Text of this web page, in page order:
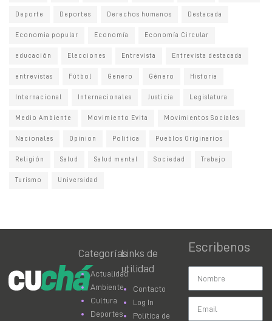
Deporte Deportes Derechos humanos Destacada
Economia popular Economía Economía Circular
educación Elecciones Entrevista Entrevista destacada
entrevistas Fútbol Genero Género Historia
Internacional Internacionales Justicia Legislatura
Medio Ambiente Movimiento Evita Movimientos Sociales
Nacionales Opinion Politica Pueblos Originarios
Religión Salud Salud mental Sociedad Trabajo
Turismo Universidad
Categorías
Actualidad
Ambiente
Cultura
Deportes
Links de
utilidad
Contacto
Log In
Política de
Escribenos